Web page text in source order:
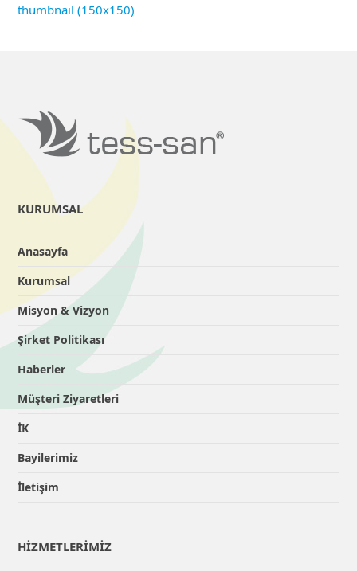
thumbnail (150x150)
KURUMSAL
Anasayfa
Kurumsal
Misyon & Vizyon
Şirket Politikası
Haberler
Müşteri Ziyaretleri
İK
Bayilerimiz
İletişim
HİZMETLERİMİZ